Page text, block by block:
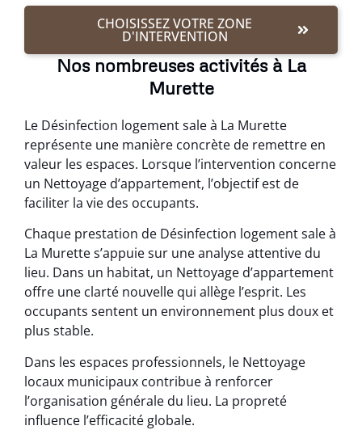
CHOISISSEZ VOTRE ZONE
D'INTERVENTION
Nos nombreuses activités à La
Murette
Le Désinfection logement sale à La Murette
représente une manière concrète de remettre en
valeur les espaces. Lorsque l’intervention concerne
un Nettoyage d’appartement, l’objectif est de
faciliter la vie des occupants.
Chaque prestation de Désinfection logement sale à
La Murette s’appuie sur une analyse attentive du
lieu. Dans un habitat, un Nettoyage d’appartement
offre une clarté nouvelle qui allège l’esprit. Les
occupants sentent un environnement plus doux et
plus stable.
Dans les espaces professionnels, le Nettoyage
locaux municipaux contribue à renforcer
l’organisation générale du lieu. La propreté
influence l’efficacité globale.